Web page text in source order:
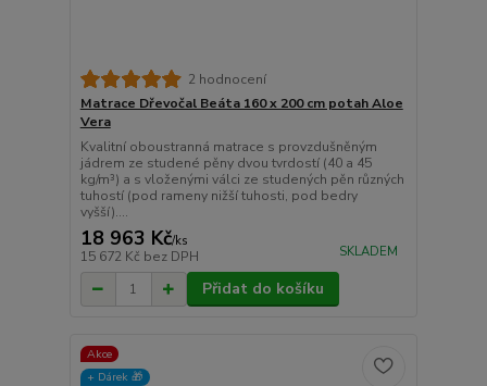
2 hodnocení
Matrace Dřevočal Beáta 160 x 200 cm potah Aloe
Vera
Kvalitní oboustranná matrace s provzdušněným
jádrem ze studené pěny dvou tvrdostí (40 a 45
kg/m³) a s vloženými válci ze studených pěn různých
tuhostí (pod rameny nižší tuhosti, pod bedry
vyšší)....
18 963 Kč/ks
15 672 Kč bez DPH SKLADEM
Přidat do košíku
Akce
+ Dárek️ 🎁